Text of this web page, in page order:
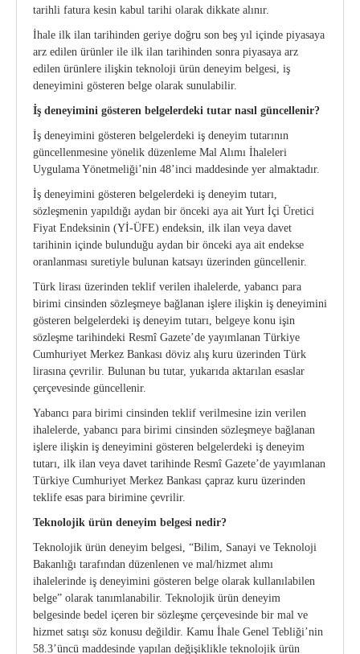
tarihli fatura kesin kabul tarihi olarak dikkate alınır.
İhale ilk ilan tarihinden geriye doğru son beş yıl içinde piyasaya
arz edilen ürünler ile ilk ilan tarihinden sonra piyasaya arz
edilen ürünlere ilişkin teknoloji ürün deneyim belgesi, iş
deneyimini gösteren belge olarak sunulabilir.
İş deneyimini gösteren belgelerdeki tutar nasıl güncellenir?
İş deneyimini gösteren belgelerdeki iş deneyim tutarının
güncellenmesine yönelik düzenleme Mal Alımı İhaleleri
Uygulama Yönetmeliği’nin 48’inci maddesinde yer almaktadır.
İş deneyimini gösteren belgelerdeki iş deneyim tutarı,
sözleşmenin yapıldığı aydan bir önceki aya ait Yurt İçi Üretici
Fiyat Endeksinin (Yİ-ÜFE) endeksin, ilk ilan veya davet
tarihinin içinde bulunduğu aydan bir önceki aya ait endekse
oranlanması suretiyle bulunan katsayı üzerinden güncellenir.
Türk lirası üzerinden teklif verilen ihalelerde, yabancı para
birimi cinsinden sözleşmeye bağlanan işlere ilişkin iş deneyimini
gösteren belgelerdeki iş deneyim tutarı, belgeye konu işin
sözleşme tarihindeki Resmî Gazete’de yayımlanan Türkiye
Cumhuriyet Merkez Bankası döviz alış kuru üzerinden Türk
lirasına çevrilir. Bulunan bu tutar, yukarıda aktarılan esaslar
çerçevesinde güncellenir.
Yabancı para birimi cinsinden teklif verilmesine izin verilen
ihalelerde, yabancı para birimi cinsinden sözleşmeye bağlanan
işlere ilişkin iş deneyimini gösteren belgelerdeki iş deneyim
tutarı, ilk ilan veya davet tarihinde Resmî Gazete’de yayımlanan
Türkiye Cumhuriyet Merkez Bankası çapraz kuru üzerinden
teklife esas para birimine çevrilir.
Teknolojik ürün deneyim belgesi nedir?
Teknolojik ürün deneyim belgesi, “Bilim, Sanayi ve Teknoloji
Bakanlığı tarafından düzenlenen ve mal/hizmet alımı
ihalelerinde iş deneyimini gösteren belge olarak kullanılabilen
belge” olarak tanımlanabilir. Teknolojik ürün deneyim
belgesinde bedel içeren bir sözleşme çerçevesinde bir mal ve
hizmet satışı söz konusu değildir. Kamu İhale Genel Tebliği’nin
58.3’üncü maddesinde yapılan değişiklikle teknolojik ürün